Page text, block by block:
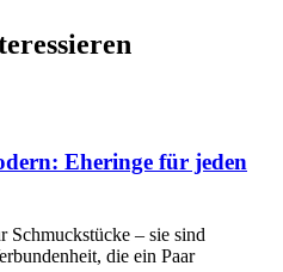
Eheringe für jeden
Schmuckstücke – sie sind
die ein Paar